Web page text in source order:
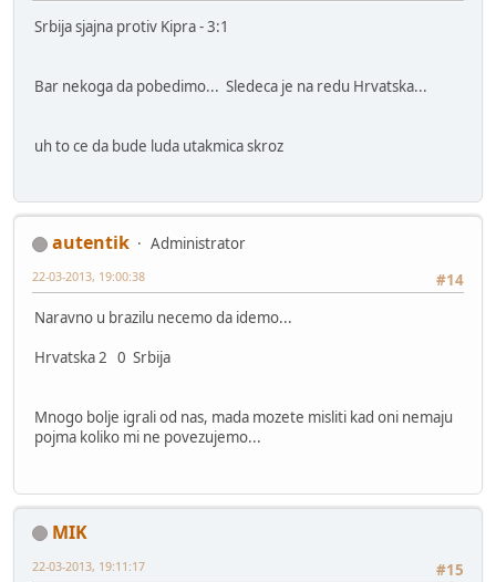
Srbija sjajna protiv Kipra - 3:1
Bar nekoga da pobedimo... Sledeca je na redu Hrvatska...
uh to ce da bude luda utakmica skroz
autentik
Administrator
#14
22-03-2013, 19:00:38
Naravno u brazilu necemo da idemo...
Hrvatska 2 0 Srbija
Mnogo bolje igrali od nas, mada mozete misliti kad oni nemaju
pojma koliko mi ne povezujemo...
MIK
#15
22-03-2013, 19:11:17